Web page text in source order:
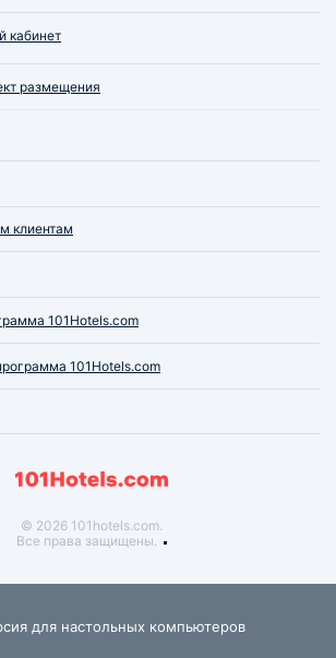
кабинет
размещения
клиентам
101Hotels.com
101Hotels.com
© 2026 101hotels.com.
Все права защищены.
для настольных компьютеров